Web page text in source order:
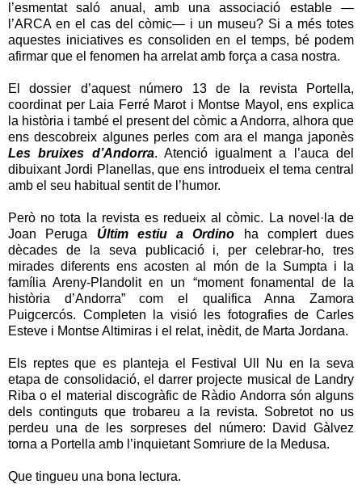
l’esmentat saló anual, amb una associació estable —
l’ARCA en el cas del còmic— i un museu? Si a més totes
aquestes iniciatives es consoliden en el temps, bé podem
afirmar que el fenomen ha arrelat amb força a casa nostra.
El dossier d’aquest número 13 de la revista Portella,
coordinat per Laia Ferré Marot i Montse Mayol, ens explica
la història i també el present del còmic a Andorra, alhora que
ens descobreix algunes perles com ara el manga japonès
Les bruixes d’Andorra. Atenció igualment a l’auca del
dibuixant Jordi Planellas, que ens introdueix el tema central
amb el seu habitual sentit de l’humor.
Però no tota la revista es redueix al còmic. La novel·la de
Joan Peruga Últim estiu a Ordino ha complert dues
dècades de la seva publicació i, per celebrar-ho, tres
mirades diferents ens acosten al món de la Sumpta i la
família Areny-Plandolit en un “moment fonamental de la
història d’Andorra” com el qualifica Anna Zamora
Puigcercós. Completen la visió les fotografies de Carles
Esteve i Montse Altimiras i el relat, inèdit, de Marta Jordana.
Els reptes que es planteja el Festival Ull Nu en la seva
etapa de consolidació, el darrer projecte musical de Landry
Riba o el material discogràfic de Ràdio Andorra són alguns
dels continguts que trobareu a la revista. Sobretot no us
perdeu una de les sorpreses del número: David Gàlvez
torna a Portella amb l’inquietant Somriure de la Medusa.
Que tingueu una bona lectura.